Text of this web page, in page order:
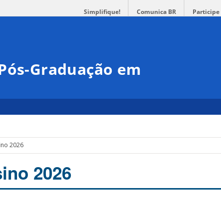
Simplifique! Comunica BR Participe
Graduação em
2026
2026